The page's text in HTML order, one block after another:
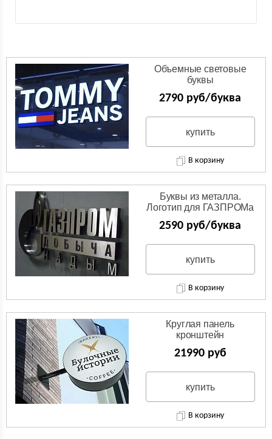
Объемные световые
буквы
2790 руб/буква
купить
В корзину
Буквы из металла.
Логотип для ГАЗПРОМа
из нержавейки.
2590 руб/буква
купить
В корзину
Круглая панель
кронштейн
(Двухсторонняя вывеска)
21990 руб
купить
В корзину